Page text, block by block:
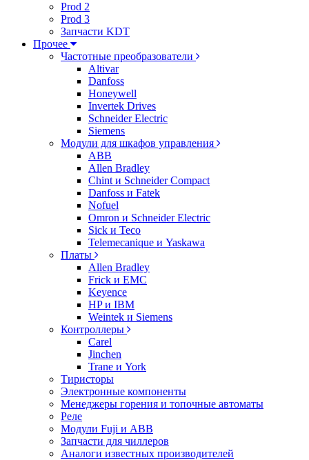
Prod 2
Prod 3
Запчасти KDT
Прочее
Частотные преобразователи
Altivar
Danfoss
Honeywell
Invertek Drives
Schneider Electric
Siemens
Модули для шкафов управления
ABB
Allen Bradley
Chint и Schneider Compact
Danfoss и Fatek
Nofuel
Omron и Schneider Electric
Sick и Teco
Telemecanique и Yaskawa
Платы
Allen Bradley
Frick и EMC
Keyence
HP и IBM
Weintek и Siemens
Контроллеры
Carel
Jinchen
Trane и York
Тиристоры
Электронные компоненты
Менеджеры горения и топочные автоматы
Реле
Модули Fuji и ABB
Запчасти для чиллеров
Аналоги известных производителей